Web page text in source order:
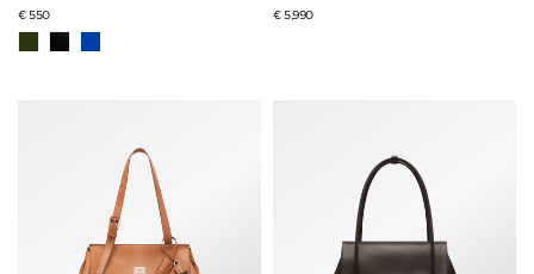
€ 550
€ 5,990